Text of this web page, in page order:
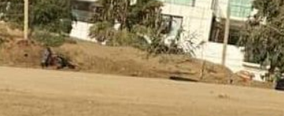
en el 911 y la incidencia delictiva en la zona,
del Estado.
sanitario, utilizando recursos como una unidad
en motocicletas, cuatrimotos y una ambulancia de
el perímetro durante la operación. El
en el municipio de Playas de Rosarito.